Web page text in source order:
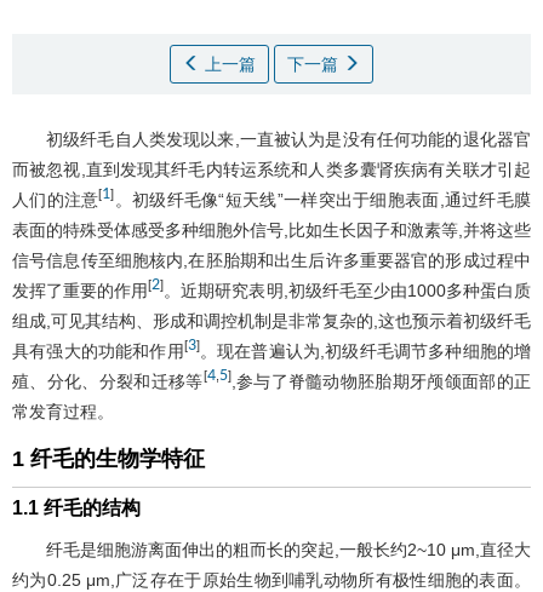
上一篇 下一篇
初级纤毛自人类发现以来,一直被认为是没有任何功能的退化器官
而被忽视,直到发现其纤毛内转运系统和人类多囊肾疾病有关联才引起
人们的注意[1] 。初级纤毛像“短天线”一样突出于细胞表面,通过纤毛膜
表面的特殊受体感受多种细胞外信号,比如生长因子和激素等,并将这些
信号信息传至细胞核内,在胚胎期和出生后许多重要器官的形成过程中
发挥了重要的作用[2] 。近期研究表明,初级纤毛至少由1000多种蛋白质
组成,可见其结构、形成和调控机制是非常复杂的,这也预示着初级纤毛
具有强大的功能和作用 [3]。现在普遍认为,初级纤毛调节多种细胞的增
殖、分化、分裂和迁移等[4,5],参与了脊髓动物胚胎期牙颅颌面部的正
常发育过程。
1 纤毛的生物学特征
1.1 纤毛的结构
纤毛是细胞游离面伸出的粗而长的突起,一般长约2~10 μm,直径大
约为0.25 μm,广泛存在于原始生物到哺乳动物所有极性细胞的表面。